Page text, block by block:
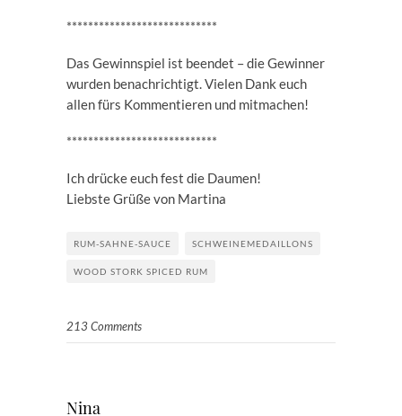
****************************
Das Gewinnspiel ist beendet – die Gewinner
wurden benachrichtigt. Vielen Dank euch
allen fürs Kommentieren und mitmachen!
****************************
Ich drücke euch fest die Daumen!
Liebste Grüße von Martina
RUM-SAHNE-SAUCE SCHWEINEMEDAILLONS
WOOD STORK SPICED RUM
213 Comments
Nina